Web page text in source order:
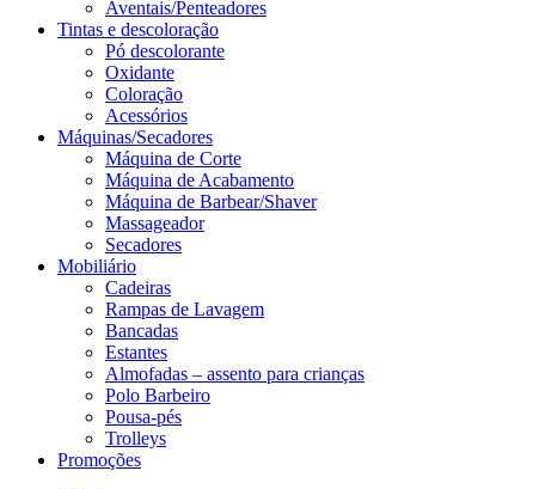
Aventais/Penteadores
Tintas e descoloração
Pó descolorante
Oxidante
Coloração
Acessórios
Máquinas/Secadores
Máquina de Corte
Máquina de Acabamento
Máquina de Barbear/Shaver
Massageador
Secadores
Mobiliário
Cadeiras
Rampas de Lavagem
Bancadas
Estantes
Almofadas – assento para crianças
Polo Barbeiro
Pousa-pés
Trolleys
Promoções